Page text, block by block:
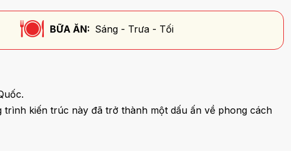
BỮA ĂN: Sáng - Trưa - Tối
kiến trúc này đã trở thành một dấu ấn về phong cách